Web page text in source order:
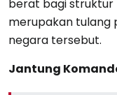
berat bagi struktur
merupakan tulang
negara tersebut.
Jantung